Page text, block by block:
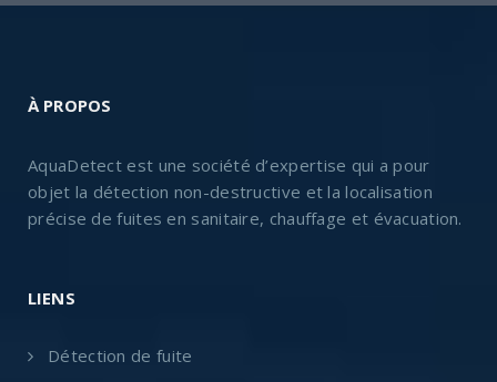
À PROPOS
AquaDetect est une société d’expertise qui a pour
objet la détection non-destructive et la localisation
précise de fuites en sanitaire, chauffage et évacuation.
LIENS
Détection de fuite